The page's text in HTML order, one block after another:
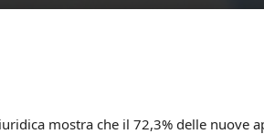
mostra che il 72,3% delle nuove